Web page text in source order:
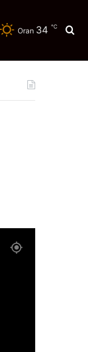
Oran 34 ℃